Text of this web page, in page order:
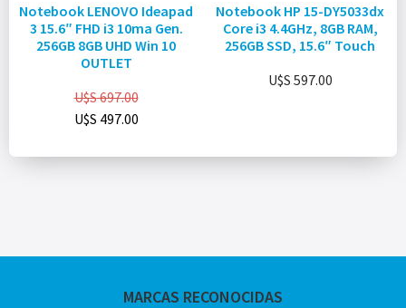
Notebook LENOVO Ideapad
3 15.6″ FHD i3 10ma Gen.
256GB 8GB UHD Win 10
OUTLET
U$S697.00
U$S 497.00
Notebook HP 15-DY5033dx
Core i3 4.4GHz, 8GB RAM,
256GB SSD, 15.6″ Touch
U$S 597.00
MARCAS RECONOCIDAS